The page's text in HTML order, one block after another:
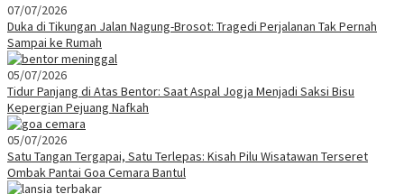
07/07/2026
Duka di Tikungan Jalan Nagung-Brosot: Tragedi Perjalanan Tak Pernah
Sampai ke Rumah
05/07/2026
Tidur Panjang di Atas Bentor: Saat Aspal Jogja Menjadi Saksi Bisu
Kepergian Pejuang Nafkah
05/07/2026
Satu Tangan Tergapai, Satu Terlepas: Kisah Pilu Wisatawan Terseret
Ombak Pantai Goa Cemara Bantul